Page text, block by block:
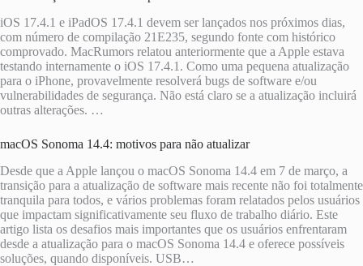
iOS 17.4.1 e iPadOS 17.4.1 devem ser lançados nos próximos dias,
com número de compilação 21E235, segundo fonte com histórico
comprovado. MacRumors relatou anteriormente que a Apple estava
testando internamente o iOS 17.4.1. Como uma pequena atualização
para o iPhone, provavelmente resolverá bugs de software e/ou
vulnerabilidades de segurança. Não está claro se a atualização incluirá
outras alterações. …
macOS Sonoma 14.4: motivos para não atualizar
Desde que a Apple lançou o macOS Sonoma 14.4 em 7 de março, a
transição para a atualização de software mais recente não foi totalmente
tranquila para todos, e vários problemas foram relatados pelos usuários
que impactam significativamente seu fluxo de trabalho diário. Este
artigo lista os desafios mais importantes que os usuários enfrentaram
desde a atualização para o macOS Sonoma 14.4 e oferece possíveis
soluções, quando disponíveis. USB…